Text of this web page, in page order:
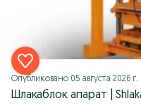
Опубликовано 05 августа 2026 г.
Шлакаблок апарат |